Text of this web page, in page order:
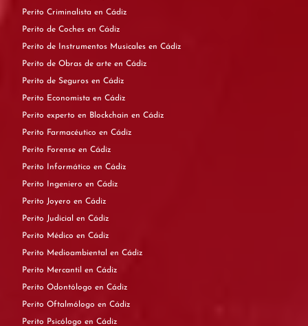
Perito Criminalista en Cádiz
Perito de Coches en Cádiz
Perito de Instrumentos Musicales en Cádiz
Perito de Obras de arte en Cádiz
Perito de Seguros en Cádiz
Perito Economista en Cádiz
Perito experto en Blockchain en Cádiz
Perito Farmacéutico en Cádiz
Perito Forense en Cádiz
Perito Informático en Cádiz
Perito Ingeniero en Cádiz
Perito Joyero en Cádiz
Perito Judicial en Cádiz
Perito Médico en Cádiz
Perito Medioambiental en Cádiz
Perito Mercantil en Cádiz
Perito Odontólogo en Cádiz
Perito Oftalmólogo en Cádiz
Perito Psicólogo en Cádiz